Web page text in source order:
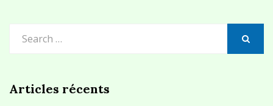
for:
Articles récents